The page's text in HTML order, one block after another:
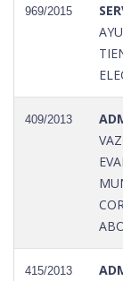
969/2015
409/2013
415/2013